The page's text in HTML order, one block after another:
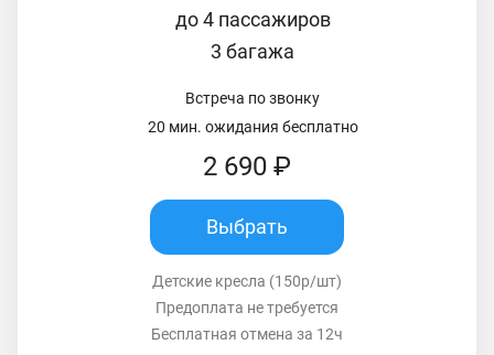
до 4 пассажиров
3 багажа
Встреча по звонку
20 мин. ожидания бесплатно
2 690 ₽
Выбрать
Детские кресла (150р/шт)
Предоплата не требуется
Бесплатная отмена за 12ч